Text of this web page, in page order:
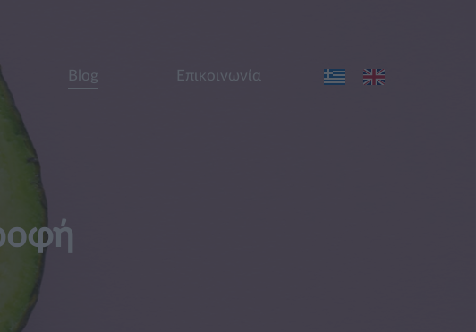
Blog Επικοινωνία